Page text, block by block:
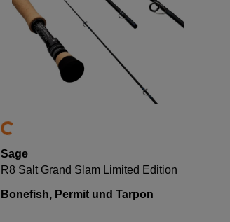
Sage
R8 Salt Grand Slam Limited Edition
Bonefish, Permit und Tarpon